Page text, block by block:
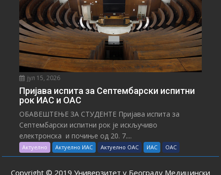
јул 15, 2026
Пријава испита за Септембарски испитни
рок ИАС и ОАС
ОБАВЕШТЕЊЕ ЗА СТУДЕНТЕ Пријава испита за
Септембарски испитни рок је искључиво
електронска и почиње од 20. 7....
Актуелно Актуелно ИАС Актуелно ОАС ИАС ОАС
Copyright © 2019 Универзитет у Београду Медицински